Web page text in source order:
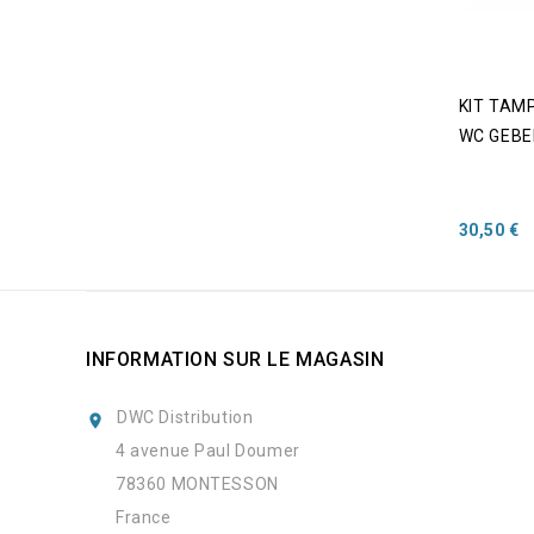
KIT
WC
Prix
30,50 €
INFORMATION SUR LE MAGASIN

DWC Distribution
4 avenue Paul Doumer
78360 MONTESSON
France